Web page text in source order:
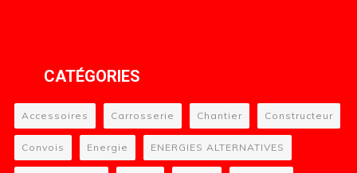
CATÉGORIES
Accessoires Carrosserie Chantier Constructeur
Convois Energie ENERGIES ALTERNATIVES